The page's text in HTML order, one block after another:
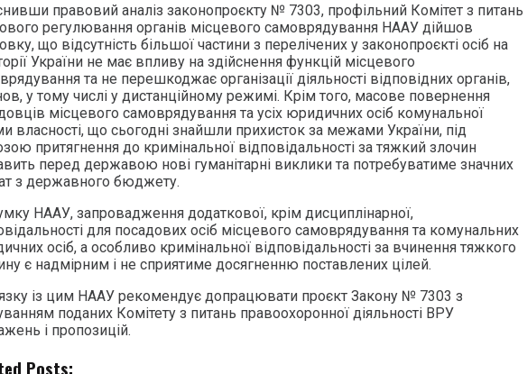
правовий аналіз законопроєкту № 7303, профільний Комітет з питань
регулювання органів місцевого самоврядування НААУ дійшов
що відсутність більшої частини з перелічених у законопроєкті осіб на
України не має впливу на здійснення функцій місцевого
та не перешкоджає організації діяльності відповідних органів,
у тому числі у дистанційному режимі. Крім того, масове повернення
місцевого самоврядування та усіх юридичних осіб комунальної
власності, що сьогодні знайшли прихисток за межами України, під
притягнення до кримінальної відповідальності за тяжкий злочин
перед державою нові гуманітарні виклики та потребуватиме значних
з державного бюджету.
НААУ, запровадження додаткової, крім дисциплінарної,
для посадових осіб місцевого самоврядування та комунальних
осіб, а особливо кримінальної відповідальності за вчинення тяжкого
є надмірним і не сприятиме досягненню поставлених цілей.
із цим НААУ рекомендує допрацювати проєкт Закону № 7303 з
поданих Комітету з питань правоохоронної діяльності ВРУ
і пропозицій.
Posts: